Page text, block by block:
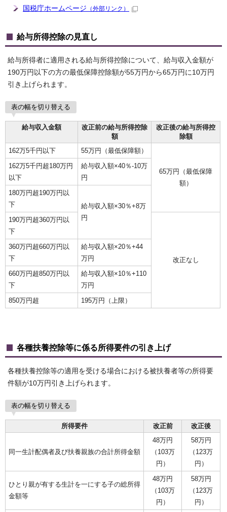
国税庁ホームページ （外部リンク）
給与所得控除の見直し
給与所得者に適用される給与所得控除について、給与収入金額が
190万円以下の方の最低保障控除額が55万円から65万円に10万円
引き上げられます。
表の幅を切り替える
給与収入金額
改正前の給与所得控除
額
改正後の給与所得控
除額
162万5千円以下
55万円（最低保障額）
65万円（最低保障
額）
162万5千円超180万円
以下
給与収入額×40％-10万
円
180万円超190万円以
下
給与収入額×30％+8万
円
190万円超360万円以
下
改正なし
360万円超660万円以
下
給与収入額×20％+44
万円
660万円超850万円以
下
給与収入額×10％+110
万円
850万円超
195万円（上限）
各種扶養控除等に係る所得要件の引き上げ
各種扶養控除等の適用を受ける場合における被扶養者等の所得要
件額が10万円引き上げられます。
表の幅を切り替える
所得要件 改正前 改正後
同一生計配偶者及び扶養親族の合計所得金額
48万円
（103万
円）
58万円
（123万
円）
ひとり親が有する生計を一にする子の総所得
金額等
48万円
（103万
円）
58万円
（123万
円）